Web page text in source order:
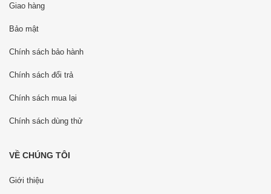
Giao hàng
Bảo mật
Chính sách bảo hành
Chính sách đổi trả
Chính sách mua lại
Chính sách dùng thử
VỀ CHÚNG TÔI
Giới thiệu